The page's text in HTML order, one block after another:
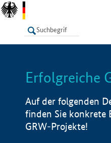
LISTE
Erfolgreiche
Auf der folgenden
finden Sie konkrete
GRW-Projekte!